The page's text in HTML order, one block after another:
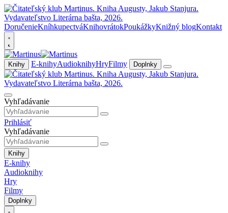
DoručenieKníhkupectváKnihovrátokPoukážkyKnižný blogKontakt
Knihy E-knihyAudioknihyHryFilmy Doplnky
Vyhľadávanie
Prihlásiť
Vyhľadávanie
Knihy
E-knihy
Audioknihy
Hry
Filmy
Doplnky